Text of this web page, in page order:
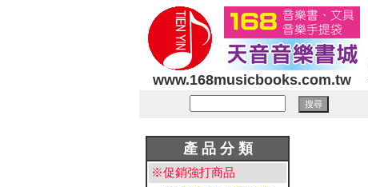
www.168musicbooks.com.tw
產 品 分 類
※促銷強打商品